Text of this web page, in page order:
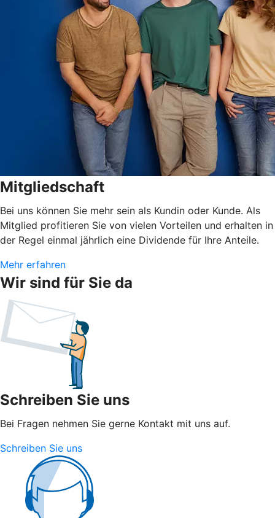
Mitgliedschaft
Bei uns können Sie mehr sein als Kundin oder Kunde. Als
Mitglied profitieren Sie von vielen Vorteilen und erhalten in
der Regel einmal jährlich eine Dividende für Ihre Anteile.
Mehr erfahren
Wir sind für Sie da
Schreiben Sie uns
Bei Fragen nehmen Sie gerne Kontakt mit uns auf.
Schreiben Sie uns